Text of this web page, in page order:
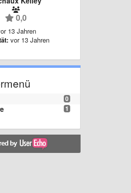
0,0
13 Jahren
vor 13 Jahren
0
1